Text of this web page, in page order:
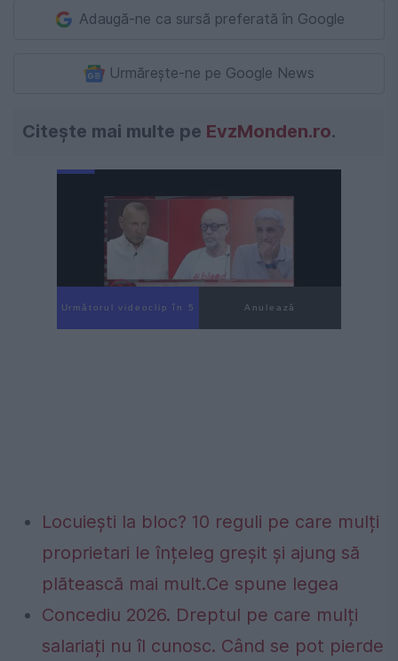
Adaugă-ne ca sursă preferată în Google
Urmărește-ne pe Google News
Citește mai multe pe EvzMonden.ro.
Următorul videoclip în 4 Anulează
Locuiești la bloc? 10 reguli pe care mulți
proprietari le înțeleg greșit și ajung să
plătească mai mult.Ce spune legea
Concediu 2026. Dreptul pe care mulți
salariați nu îl cunosc. Când se pot pierde